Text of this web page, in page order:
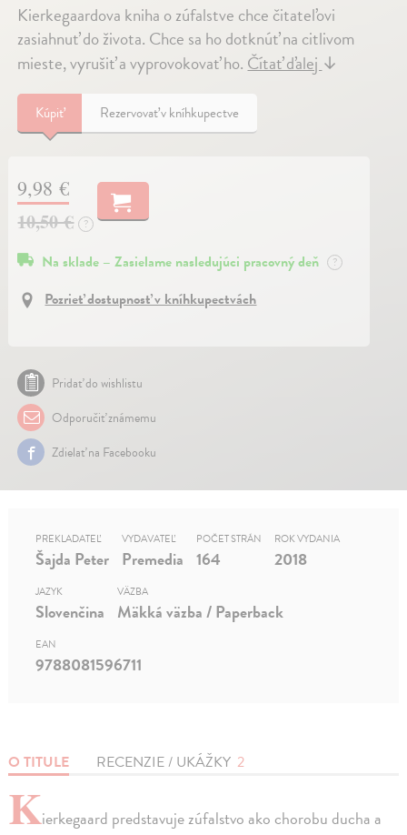
Kierkegaardova kniha o zúfalstve chce čitateľovi
zasiahnuť do života. Chce sa ho dotknúť na citlivom
mieste, vyrušiť a vyprovokovať ho. Čítať ďalej ↓
Kúpiť Rezervovať v kníhkupectve
9,98 €
10,50 €
?
Na sklade – Zasielame nasledujúci pracovný deň ?
Pozrieť dostupnosť v kníhkupectvách
Pridať do wishlistu
Odporučiť známemu
Zdielať na Facebooku
O TITULE RECENZIE / UKÁŽKY 2
Kierkegaard predstavuje zúfalstvo ako chorobu ducha a
PREKLADATEĽ
Šajda Peter
VYDAVATEĽ
Premedia
POČET STRÁN
164
ROK VYDANIA
2018
JAZYK
Slovenčina
VÄZBA
Mäkká väzba / Paperback
EAN
9788081596711